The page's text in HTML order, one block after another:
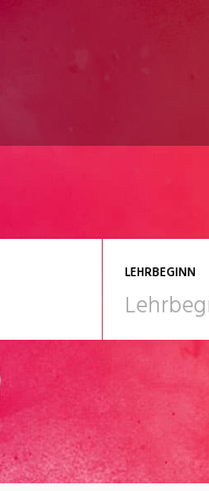
LEHRBEGINN
Telco